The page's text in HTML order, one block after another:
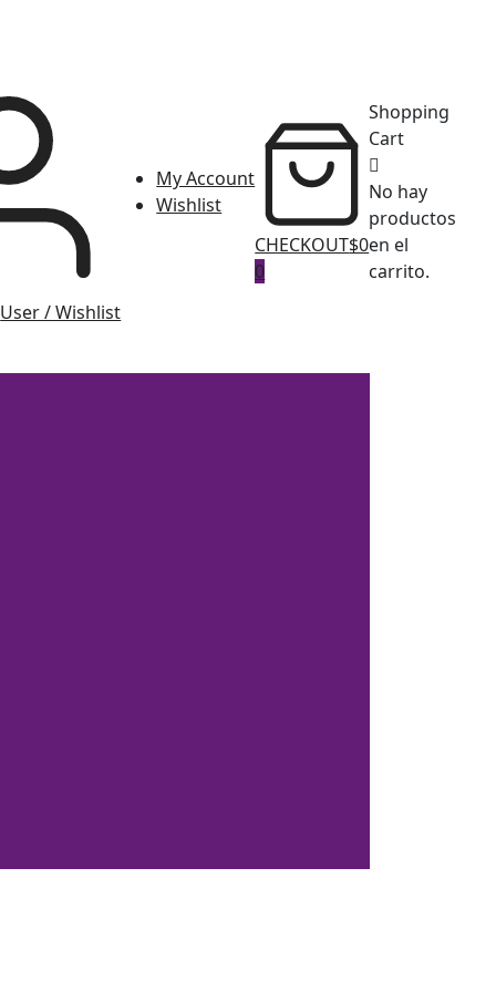
User / Wishlist
My Account
Wishlist
CHECKOUT$0
0
Shopping
Cart
No hay
productos
en el
carrito.